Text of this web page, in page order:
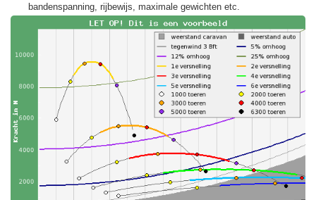
bandenspanning, rijbewijs, maximale gewichten etc.